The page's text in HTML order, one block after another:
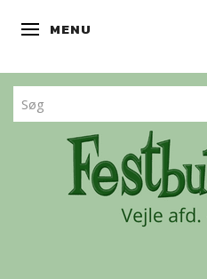
SKIFTE NAVIGATION
MENU